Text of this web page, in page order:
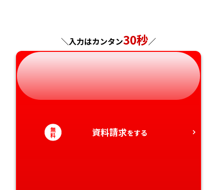
岐阜県
静岡県
奈良県
和歌山県
山口県
徳島県
愛媛県
熊本県
大分県
鹿児島県
＼入力はカンタン30秒／
無
料 資料請求をする